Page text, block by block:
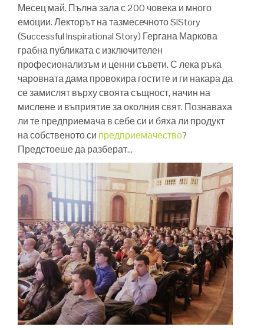
Месец май. Пълна зала с 200 човека и много
емоции. Лекторът на тазмесечното SIStory
(Successful Inspirational Story) Гергана Маркова
грабна публиката с изключителен
професионализъм и ценни съвети. С лека ръка
чаровната дама провокира гостите и ги накара да
се замислят върху своята същност, начин на
мислене и въприятие за околния свят. Познаваха
ли те предприемача в себе си и бяха ли продукт
на собственото си предприемачество?
Предстоеше да разберат…